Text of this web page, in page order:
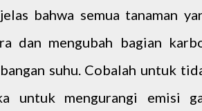
bahwa semua tanaman
dan mengubah bagian
suhu. Cobalah untuk
untuk mengurangi emisi